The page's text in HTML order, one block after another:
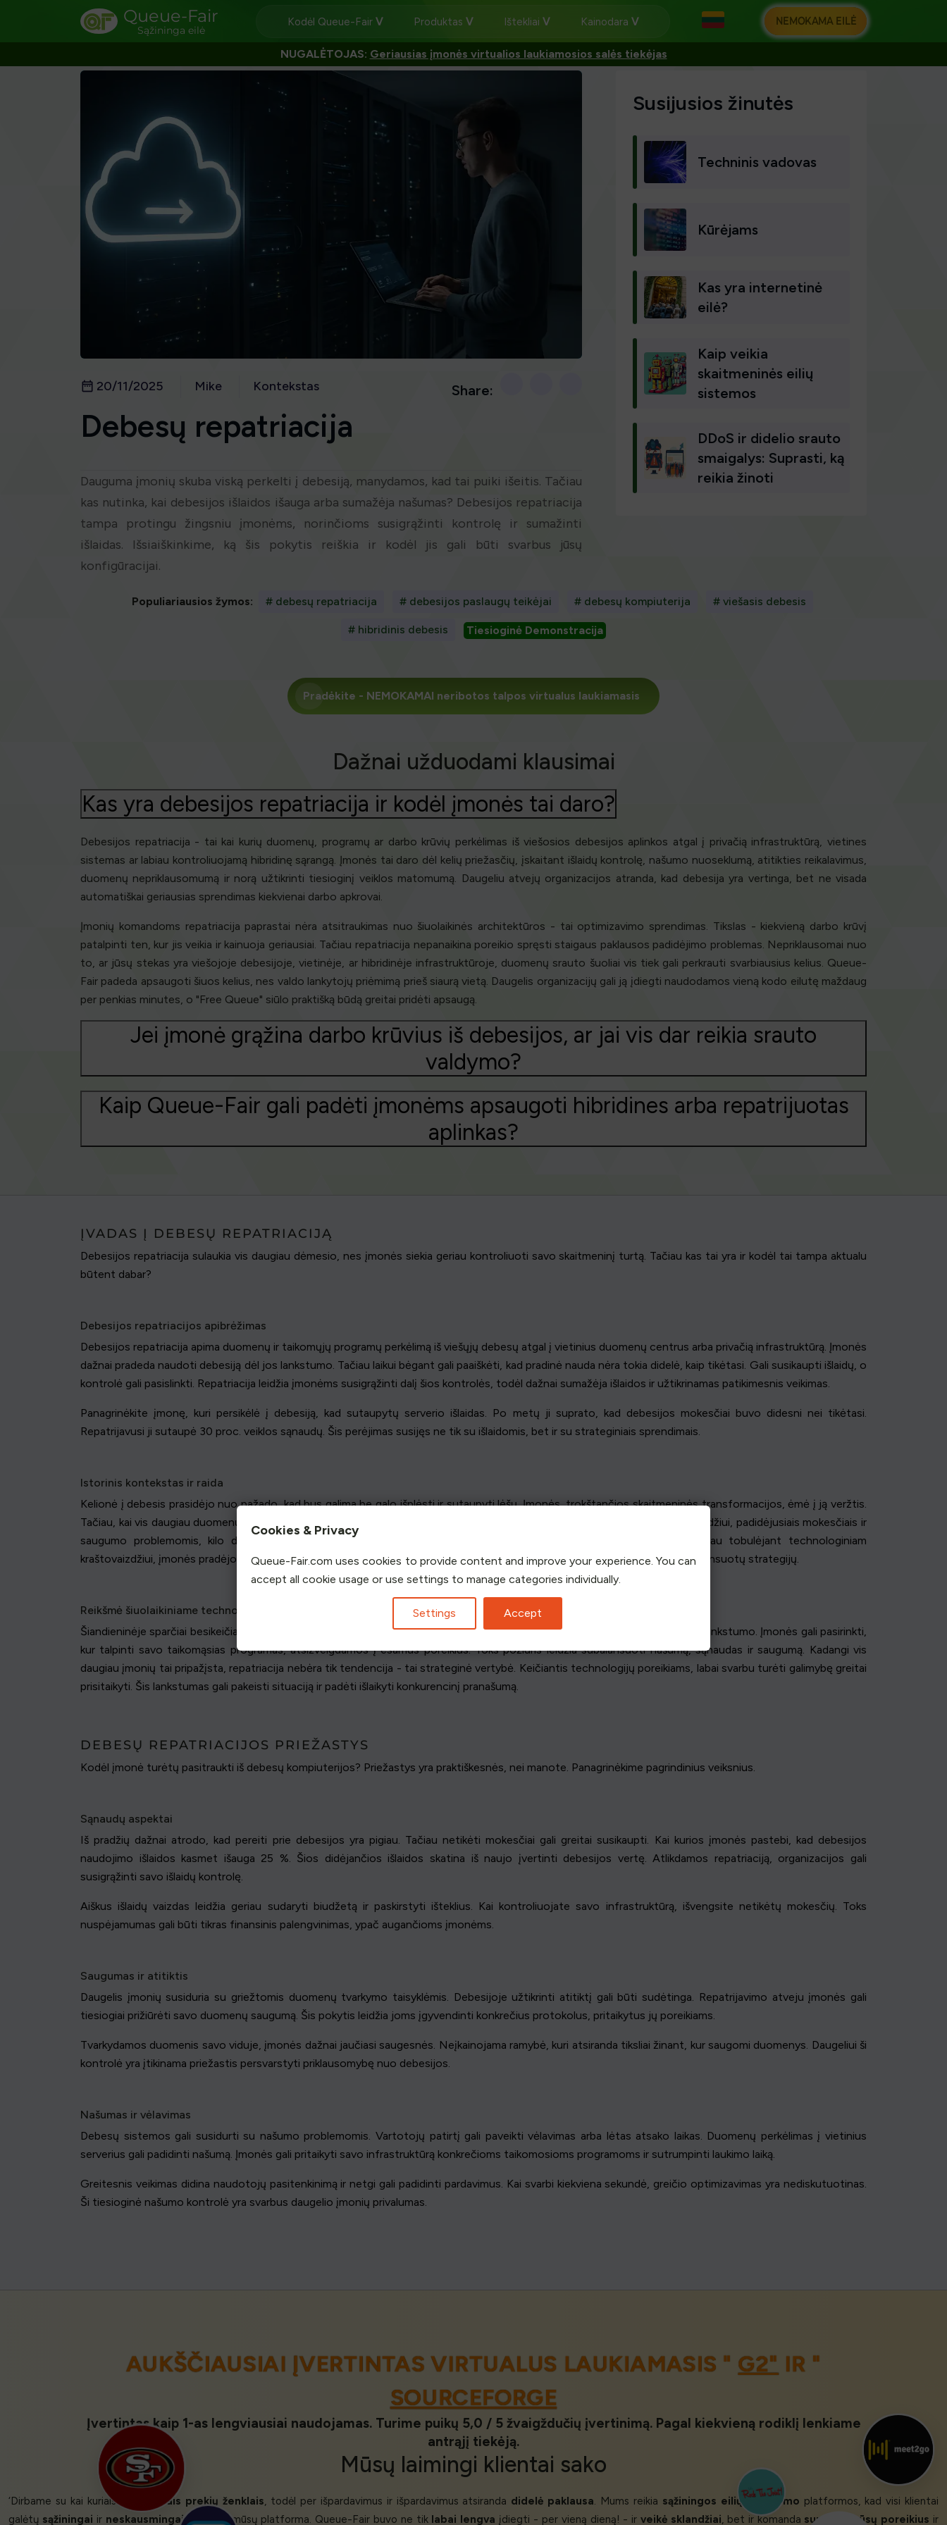
Queue-Fair
Sąžininga eilė
Kodėl Queue-Fair Produktas Ištekliai Kainodara NEMOKAMA EILĖ
NUGALĖTOJAS: Geriausias įmonės virtualios laukiamosios salės tiekėjas
20/11/2025 Mike Kontekstas Share:
Debesų repatriacija
Dauguma įmonių skuba viską perkelti į debesiją, manydamos, kad tai puiki išeitis. Tačiau
kas nutinka, kai debesijos išlaidos išauga arba sumažėja našumas? Debesijos repatriacija
tampa protingu žingsniu įmonėms, norinčioms susigrąžinti kontrolę ir sumažinti
išlaidas. Išsiaiškinkime, ką šis pokytis reiškia ir kodėl jis gali būti svarbus jūsų
konfigūracijai.
Susijusios žinutės
Techninis vadovas
Kūrėjams
Kas yra internetinė
eilė?
Kaip veikia
skaitmeninės eilių
sistemos
DDoS ir didelio srauto
smaigalys: Suprasti, ką
reikia žinoti
Populiariausios žymos: # debesų repatriacija # debesijos paslaugų teikėjai # debesų kompiuterija # viešasis debesis
# hibridinis debesis Tiesioginė Demonstracija
Pradėkite - NEMOKAMAI neribotos talpos virtualus laukiamasis
Dažnai užduodami klausimai
Kas yra debesijos repatriacija ir kodėl įmonės tai daro?
Debesijos repatriacija - tai kai kurių duomenų, programų ar darbo krūvių perkėlimas iš viešosios debesijos aplinkos atgal į privačią infrastruktūrą, vietines
sistemas ar labiau kontroliuojamą hibridinę sąrangą. Įmonės tai daro dėl kelių priežasčių, įskaitant išlaidų kontrolę, našumo nuoseklumą, atitikties reikalavimus,
duomenų nepriklausomumą ir norą užtikrinti tiesioginį veiklos matomumą. Daugeliu atvejų organizacijos atranda, kad debesija yra vertinga, bet ne visada
automatiškai geriausias sprendimas kiekvienai darbo apkrovai.
Įmonių komandoms repatriacija paprastai nėra atsitraukimas nuo šiuolaikinės architektūros - tai optimizavimo sprendimas. Tikslas - kiekvieną darbo krūvį
patalpinti ten, kur jis veikia ir kainuoja geriausiai. Tačiau repatriacija nepanaikina poreikio spręsti staigaus paklausos padidėjimo problemas. Nepriklausomai nuo
to, ar jūsų stekas yra viešojoje debesijoje, vietinėje, ar hibridinėje infrastruktūroje, duomenų srauto šuoliai vis tiek gali perkrauti svarbiausius kelius. Queue-
Fair padeda apsaugoti šiuos kelius, nes valdo lankytojų priėmimą prieš siaurą vietą. Daugelis organizacijų gali ją įdiegti naudodamos vieną kodo eilutę maždaug
per penkias minutes, o "Free Queue" siūlo praktišką būdą greitai pridėti apsaugą.
Jei įmonė grąžina darbo krūvius iš debesijos, ar jai vis dar reikia srauto
valdymo?
Kaip Queue-Fair gali padėti įmonėms apsaugoti hibridines arba repatrijuotas
aplinkas?
ĮVADAS Į DEBESŲ REPATRIACIJĄ
Debesijos repatriacija sulaukia vis daugiau dėmesio, nes įmonės siekia geriau kontroliuoti savo skaitmeninį turtą. Tačiau kas tai yra ir kodėl tai tampa aktualu
būtent dabar?
Debesijos repatriacijos apibrėžimas
Debesijos repatriacija apima duomenų ir taikomųjų programų perkėlimą iš viešųjų debesų atgal į vietinius duomenų centrus arba privačią infrastruktūrą. Įmonės
dažnai pradeda naudoti debesiją dėl jos lankstumo. Tačiau laikui bėgant gali paaiškėti, kad pradinė nauda nėra tokia didelė, kaip tikėtasi. Gali susikaupti išlaidų, o
kontrolė gali pasislinkti. Repatriacija leidžia įmonėms susigrąžinti dalį šios kontrolės, todėl dažnai sumažėja išlaidos ir užtikrinamas patikimesnis veikimas.
Panagrinėkite įmonę, kuri persikėlė į debesiją, kad sutaupytų serverio išlaidas. Po metų ji suprato, kad debesijos mokesčiai buvo didesni nei tikėtasi.
Repatrijavusi ji sutaupė 30 proc. veiklos sąnaudų. Šis perėjimas susijęs ne tik su išlaidomis, bet ir su strateginiais sprendimais.
Istorinis kontekstas ir raida
Kelionė į debesis prasidėjo nuo pažado, kad bus galima be galo išplėsti ir sutaupyti lėšų. Įmonės, trokštančios skaitmeninės transformacijos, ėmė į ją veržtis.
Tačiau, kai vis daugiau duomenų buvo perkeliama į internetą, iškilo problemų. Įmonėms susidūrus su netikėtais iššūkiais, pavyzdžiui, padidėjusiais mokesčiais ir
saugumo problemomis, kilo debesijos repatriacijos idėja. Iš pradžių debesija atrodė kaip universalus sprendimas. Tačiau tobulėjant technologiniam
kraštovaizdžiui, įmonės pradėjo įžvelgti hibridinio požiūrio vertę. Ši evoliucija atspindi perėjimą nuo aklo diegimo prie labiau niuansuotų strategijų.
Reikšmė šiuolaikiniame technologijų pasaulyje
Šiandieninėje sparčiai besikeičiančioje aplinkoje sprendimai negali būti vienakrypčiai. Debesų repatriacija svarbi, nes ji suteikia lankstumo. Įmonės gali pasirinkti,
kur talpinti savo taikomąsias programas, atsižvelgdamos į esamus poreikius. Toks požiūris leidžia subalansuoti našumą, sąnaudas ir saugumą. Kadangi vis
daugiau įmonių tai pripažįsta, repatriacija nebėra tik tendencija - tai strateginė vertybė. Keičiantis technologijų poreikiams, labai svarbu turėti galimybę greitai
prisitaikyti. Šis lankstumas gali pakeisti situaciją ir padėti išlaikyti konkurencinį pranašumą.
DEBESŲ REPATRIACIJOS PRIEŽASTYS
Kodėl įmonė turėtų pasitraukti iš debesų kompiuterijos? Priežastys yra praktiškesnės, nei manote. Panagrinėkime pagrindinius veiksnius.
Sąnaudų aspektai
Iš pradžių dažnai atrodo, kad pereiti prie debesijos yra pigiau. Tačiau netikėti mokesčiai gali greitai susikaupti. Kai kurios įmonės pastebi, kad debesijos
naudojimo išlaidos kasmet išauga 25 %. Šios didėjančios išlaidos skatina iš naujo įvertinti debesijos vertę. Atlikdamos repatriaciją, organizacijos gali
susigrąžinti savo išlaidų kontrolę.
Aiškus išlaidų vaizdas leidžia geriau sudaryti biudžetą ir paskirstyti išteklius. Kai kontroliuojate savo infrastruktūrą, išvengsite netikėtų mokesčių. Toks
nuspėjamumas gali būti tikras finansinis palengvinimas, ypač augančioms įmonėms.
Saugumas ir atitiktis
Daugelis įmonių susiduria su griežtomis duomenų tvarkymo taisyklėmis. Debesijoje užtikrinti atitiktį gali būti sudėtinga. Repatrijavimo atveju įmonės gali
tiesiogiai prižiūrėti savo duomenų saugumą. Šis pokytis leidžia joms įgyvendinti konkrečius protokolus, pritaikytus jų poreikiams.
Tvarkydamos duomenis savo viduje, įmonės dažnai jaučiasi saugesnės. Neįkainojama ramybė, kuri atsiranda tiksliai žinant, kur saugomi duomenys. Daugeliui ši
kontrolė yra įtikinama priežastis persvarstyti priklausomybę nuo debesijos.
Našumas ir vėlavimas
Debesų sistemos gali susidurti su našumo problemomis. Vartotojų patirtį gali paveikti vėlavimas arba lėtas atsako laikas. Duomenų perkėlimas į vietinius
serverius gali padidinti našumą. Įmonės gali pritaikyti savo infrastruktūrą konkrečioms taikomosioms programoms ir sutrumpinti laukimo laiką.
Greitesnis veikimas didina naudotojų pasitenkinimą ir netgi gali padidinti pardavimus. Kai svarbi kiekviena sekundė, greičio optimizavimas yra nediskutuotinas.
Ši tiesioginė našumo kontrolė yra svarbus daugelio įmonių privalumas.
AUKŠČIAUSIAI ĮVERTINTAS VIRTUALUS LAUKIAMASIS " G2" IR "
SOURCEFORGE
Įvertintas kaip 1-as lengviausiai naudojamas. Turime puikų 5,0 / 5 žvaigždučių įvertinimą. Pagal kiekvieną rodiklį lenkiame
antrąjį tiekėją.
Mūsų laimingi klientai sako
‘Dirbame su kai kuriais didžiausiais prekių ženklais, todėl per išpardavimus ir išpardavimus atsiranda didelė paklausa. Mums reikia sąžiningos eilių sudarymo platformos, kad visi klientai
galėtų sąžiningai ir neskausmingainaudotis mūsų platforma. Queue-Fair buvo ne tik labai lengva įdiegti - per vieną dieną! - irveikė sklandžiai, bet ir komanda suprato mūsų poreikius ir
Cookies & Privacy
Queue-Fair.com uses cookies to provide content and improve your experience. You can
accept all cookie usage or use settings to manage categories individually.
Settings Accept